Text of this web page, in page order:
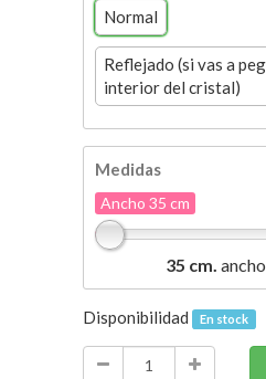
Normal
Reflejado (si vas a
interior del cristal)
Medidas
Ancho 35 cm
35 cm.
Disponibilidad En stock